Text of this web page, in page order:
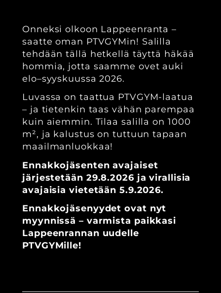
Onneksi olkoon Lappeenranta –
saatte oman PTVGYMin! Salilla
tehdään tällä hetkellä täyttä häkää
hommia, jotta saamme ovet auki
elo–syyskuussa 2026.
Luvassa on taattua PTVGYM-laatua
– ja tietenkin taas vähän parempaa
kuin aiemmin. Tilaa salilla on 1000
m², ja kalustus on tuttuun tapaan
maailmanluokkaa!
Ennakkojäsenten avajaiset
järjestetään 29.8.2026 ja virallisia
avajaisia vietetään 5.9.2026.
Ennakkojäsenyydet ovat nyt
myynnissä – varmista paikkasi
Lappeenrannan uudelle
PTVGYMille!